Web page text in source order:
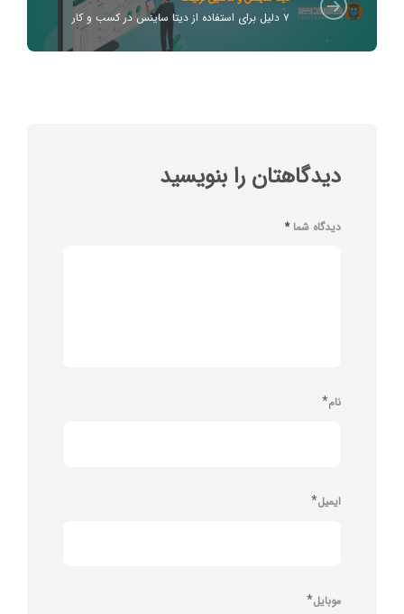
۷ دلیل برای استفاده از دیتا ساینس در کسب و کار
دیدگاهتان را بنویسید
دیدگاه شما*
نام*
ایمیل*
موبایل*